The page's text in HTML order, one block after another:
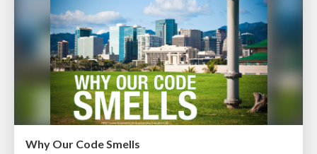
Why Our Code Smells